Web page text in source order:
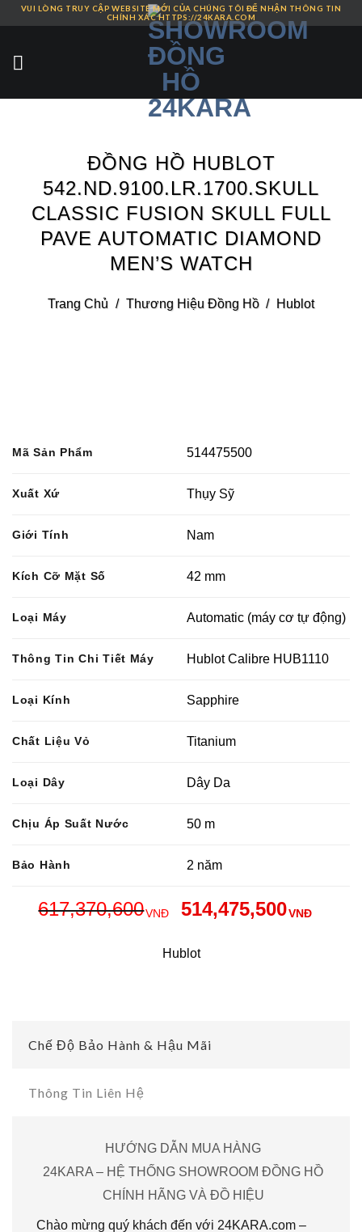
Skip
content
VUI LÒNG TRUY CẬP WEBSITE MỚI CỦA CHÚNG TÔI ĐỂ NHẬN THÔNG TIN
CHÍNH XÁC HTTPS://24KARA.COM
ĐỒNG HỒ HUBLOT
542.ND.9100.LR.1700.SKULL
CLASSIC FUSION SKULL FULL
PAVE AUTOMATIC DIAMOND
MEN’S WATCH
Trang Chủ / Thương Hiệu Đồng Hồ / Hublot
Mã Sản Phẩm 514475500
Xuất Xứ Thụy Sỹ
Giới Tính Nam
Kích Cỡ Mặt Số 42 mm
Loại Máy Automatic (máy cơ tự động)
Thông Tin Chi Tiết Máy Hublot Calibre HUB1110
Loại Kính Sapphire
Chất Liệu Vỏ Titanium
Loại Dây Dây Da
Chịu Áp Suất Nước 50 m
Bảo Hành 2 năm
617,370,600VNĐ 514,475,500VNĐ
Hublot
Chế Độ Bảo Hành & Hậu Mãi
Thông Tin Liên Hệ
HƯỚNG DẪN MUA HÀNG
24KARA – HỆ THỐNG SHOWROOM ĐỒNG HỒ
CHÍNH HÃNG VÀ ĐỒ HIỆU
Chào mừng quý khách đến với 24KARA.com –